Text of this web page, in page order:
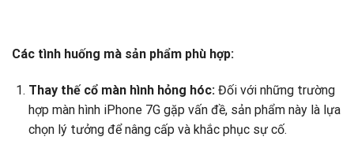
Các tình huống mà sản phẩm phù hợp:
Thay thế cổ màn hình hỏng hóc:Đối với những trường
hợp màn hình iPhone 7G gặp vấn đề, sản phẩm này là lựa
chọn lý tưởng để nâng cấp và khắc phục sự cố.